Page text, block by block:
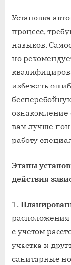
Установка
процесс‚
навыков.
но
избежать
ознакомление
вам лучше
работу
Этапы
действия
расположения
с учетом
участка и
санитарные